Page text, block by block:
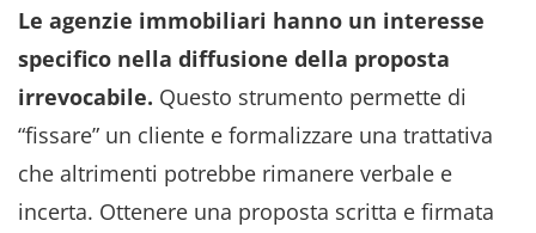
Le agenzie immobiliari hanno un interesse
specifico nella diffusione della proposta
irrevocabile. Questo strumento permette di
“fissare” un cliente e formalizzare una trattativa
che altrimenti potrebbe rimanere verbale e
incerta. Ottenere una proposta scritta e firmata